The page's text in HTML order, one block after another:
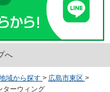
へ
域から探す > 広島市東区 >
ターウィング